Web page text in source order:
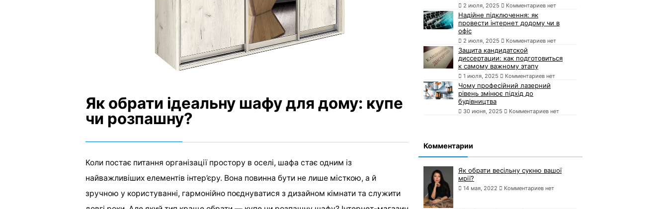
Як обрати ідеальну шафу для дому: купе
чи розпашну?
Коли постає питання організації простору в оселі, шафа стає одним із
найважливіших елементів інтер’єру. Вона повинна бути не лише місткою, а й
зручною у користуванні, гармонійно поєднуватися з дизайном кімнати та служити
2 июля, 2025 Комментариев нет
Надійне підключення: як
провести інтернет додому чи в
офіс
2 июля, 2025 Комментариев нет
Защита кандидатской
диссертации: как подготовиться
к самому важному этапу
1 июля, 2025 Комментариев нет
Чому професійний лазерний
рівень змінює підхід до
будівництва
30 июня, 2025 Комментариев нет
Комментарии
Як обрати весільну сукню вашої
мрії?
14 мая, 2022 Комментариев нет